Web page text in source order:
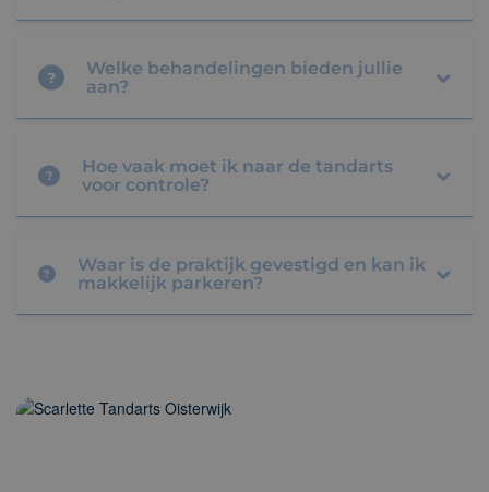
?
Welke behandelingen bieden jullie
aan?
?
Hoe vaak moet ik naar de tandarts
voor controle?
?
Waar is de praktijk gevestigd en kan ik
makkelijk parkeren?